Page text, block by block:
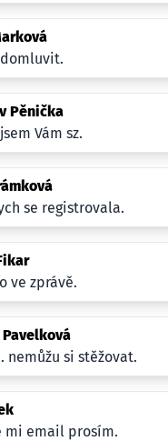
domluvit.
Pěnička
Vám sz.
se registrovala.
ve zprávě.
nemůžu si stěžovat.
mi email prosím.